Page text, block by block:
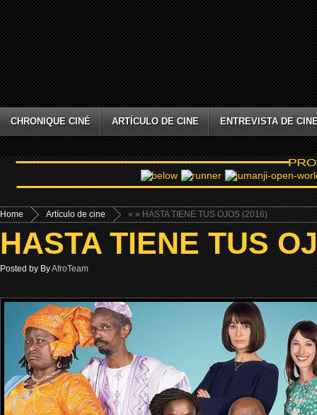
CHRONIQUE CINÉ ARTÍCULO DE CINE ENTREVISTA DE
Home »
Artículo de cine » HASTA TIENE TUS OJOS (2016)
HASTA TIENE TUS
Posted by ByAfroTeam